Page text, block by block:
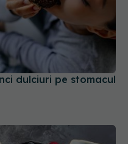
dulciuri pe stomacul